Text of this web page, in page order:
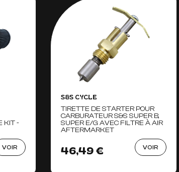
KIT -
VOIR
S&S CYCLE
TIRETTE DE STARTER POUR
CARBURATEUR S&S SUPER B,
SUPER E/G AVEC FILTRE À AIR
AFTERMARKET
46,49 € VOIR